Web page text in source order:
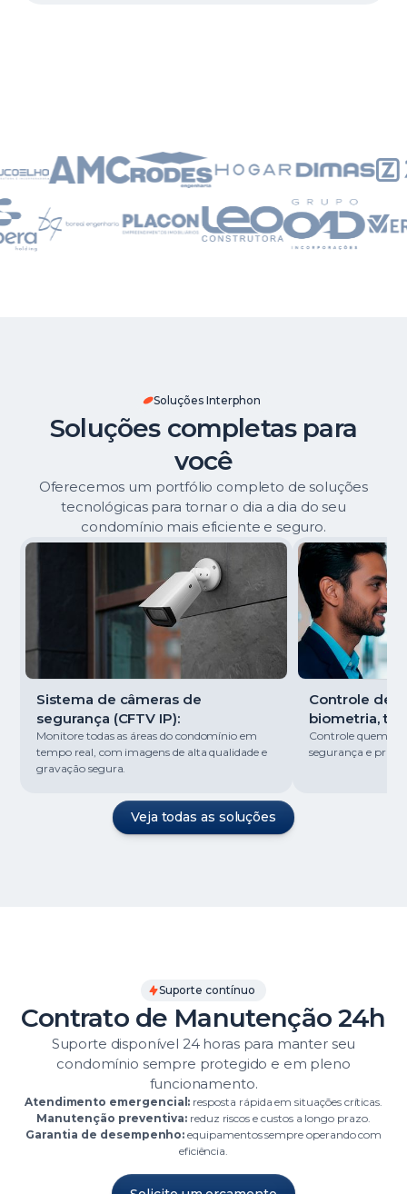
Soluções Interphon
Soluções completas para
você
Oferecemos um portfólio completo de soluções
tecnológicas para tornar o dia a dia do seu
condomínio mais eficiente e seguro.
Sistema de câmeras de
segurança (CFTV IP):
Monitore todas as áreas do condomínio em
tempo real, com imagens de alta qualidade e
gravação segura.
Controle de
biometria,
Controle quem
segurança e
Veja todas as soluções
Suporte contínuo
Contrato de Manutenção 24h
Suporte disponível 24 horas para manter seu
condomínio sempre protegido e em pleno
funcionamento.
Atendimento emergencial: resposta rápida em situações críticas.
Manutenção preventiva:reduz riscos e custos a longo prazo.
Garantia de desempenho: equipamentos sempre operando com
eficiência.